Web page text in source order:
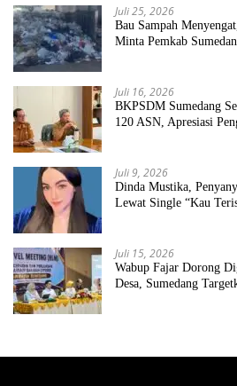
Juli 25, 2026
Bau Sampah
Minta Pemkab
Juli 16, 2026
BKPSDM Sumedang
120 ASN, Apresiasi
Juli 9, 2026
Dinda Mustika,
Lewat Single “Kau
Juli 15, 2026
Wabup Fajar Dorong
Desa, Sumedang